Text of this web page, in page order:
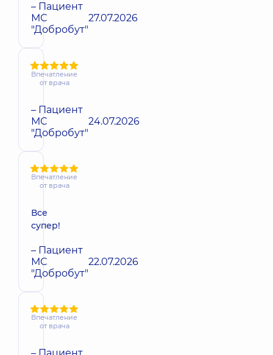
– Пациент
МС
"Добробут"
27.07.2026
Впечатление
от врача
– Пациент
МС
"Добробут"
24.07.2026
Впечатление
от врача
Все
супер!
– Пациент
МС
"Добробут"
22.07.2026
Впечатление
от врача